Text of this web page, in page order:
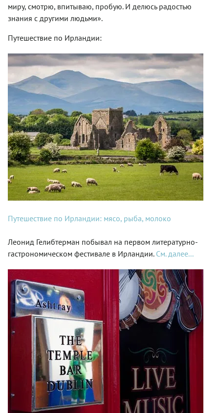
миру, смотрю, впитываю, пробую. И делюсь радостью
знания с другими людьми».
Путешествие по Ирландии:
Путешествие по Ирландии: мясо, рыба, молоко
Леонид Гелибтерман побывал на первом литературно-
гастрономическом фестивале в Ирландии. См. далее...